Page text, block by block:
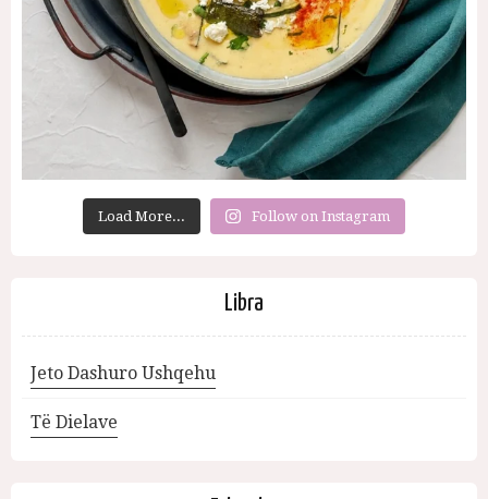
Load More... Follow on Instagram
Libra
Jeto Dashuro Ushqehu
Të Dielave